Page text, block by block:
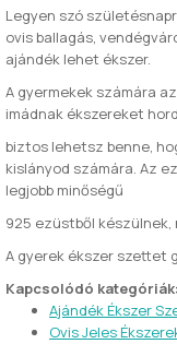
Legyen szó
ovis ballagás,
ajándék lehet ékszer.
A gyermekek számára
imádnak ékszereket
biztos lehetsz benne,
kislányod számára. Az
legjobb minőségű
925 ezüstből készülnek,
A gyerek ékszer szettet
Kapcsolódó kategóriák:
Ajándék Ékszer
Ovis Jeles